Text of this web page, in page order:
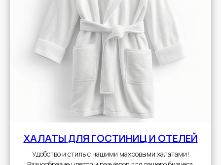
ХАЛАТЫ ДЛЯ ГОСТИНИЦ И ОТЕЛЕЙ
Удобство и стиль с нашими махровыми халатами!